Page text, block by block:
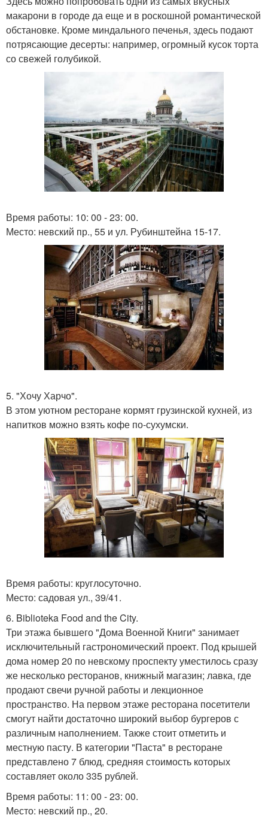
макарони в городе да еще и в роскошной романтической
обстановке. Кроме миндального печенья, здесь подают
потрясающие десерты: например, огромный кусок торта
со свежей голубикой.
Время работы: 10: 00 - 23: 00.
Место: невский пр., 55 и ул. Рубинштейна 15-17.
5. "Хочу Харчо".
В этом уютном ресторане кормят грузинской кухней, из
напитков можно взять кофе по-сухумски.
Время работы: круглосуточно.
Место: садовая ул., 39/41.
6. Biblioteka Food and the City.
Три этажа бывшего "Дома Военной Книги" занимает
исключительный гастрономический проект. Под крышей
дома номер 20 по невскому проспекту уместилось сразу
же несколько ресторанов, книжный магазин; лавка, где
продают свечи ручной работы и лекционное
пространство. На первом этаже ресторана посетители
смогут найти достаточно широкий выбор бургеров с
различным наполнением. Также стоит отметить и
местную пасту. В категории "Паста" в ресторане
представлено 7 блюд, средняя стоимость которых
составляет около 335 рублей.
Время работы: 11: 00 - 23: 00.
Место: невский пр., 20.